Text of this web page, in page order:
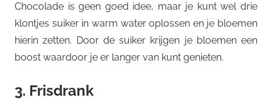
Chocolade is geen goed idee, maar je kunt wel drie
klontjes suiker in warm water oplossen en je bloemen
hierin zetten. Door de suiker krijgen je bloemen een
boost waardoor je er langer van kunt genieten.
3. Frisdrank